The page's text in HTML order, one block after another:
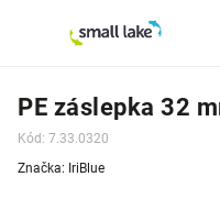
PE záslepka 32
Kód: 7.33.0320
Značka: IriBlue